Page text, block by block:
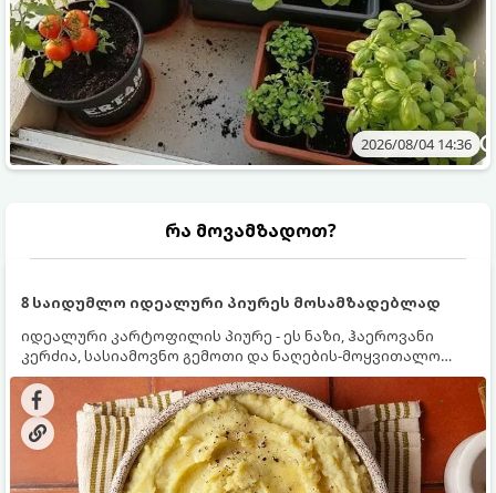
2026/08/04 14:36
რა მოვამზადოთ?
8 საიდუმლო იდეალური პიურეს მოსამზადებლად
იდეალური კარტოფილის პიურე - ეს ნაზი, ჰაეროვანი
კერძია, სასიამოვნო გემოთი და ნაღების-მოყვითალო
ფერით. მისი მომზადება ძალიან მარტივია, მაგრამ
არსებობს რამდენიმე საიდუმლო, რომლებიც უნდა
იცოდეთ, რომ პიურე იდეალურად გემრიელი გამოვიდეს.